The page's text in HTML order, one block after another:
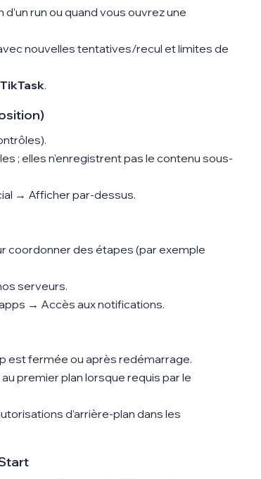
run ou quand vous ouvrez une
nouvelles tentatives/recul et limites de
TikTask.
; elles n’enregistrent pas le contenu sous-
→ Afficher par-dessus.
coordonner des étapes (par exemple
serveurs.
→ Accès aux notifications.
est fermée ou après redémarrage.
premier plan lorsque requis par le
d’arrière-plan dans les